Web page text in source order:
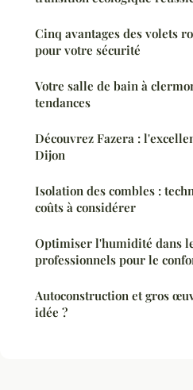
Cinq avantages des volets
pour votre sécurité
Votre salle de bain à
tendances
Découvrez Fazera :
Dijon
Isolation des combles :
coûts à considérer
Optimiser l'humidité dans
professionnels pour le
Autoconstruction et gros
idée ?